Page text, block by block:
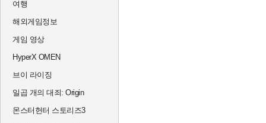
여행
해외게임정보
게임 영상
HyperX OMEN
브이 라이징
일곱 개의 대죄: Origin
몬스터헌터 스토리즈3